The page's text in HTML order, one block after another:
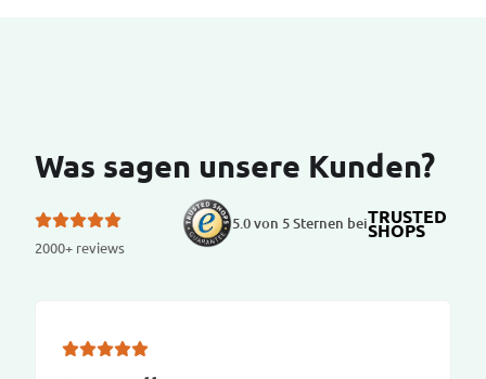
Was sagen unsere Kunden?
2000+ reviews
5.0 von 5 Sternen beiTRUSTED
SHOPS